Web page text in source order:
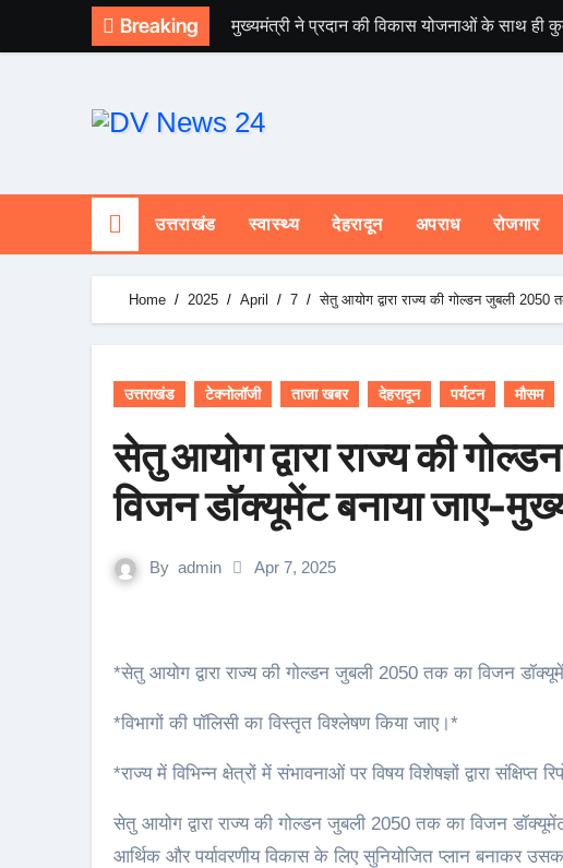
Breaking मुख्यमंत्री ने प्रदान की विकास योजनाओं के साथ ही
उत्तराखंड स्वास्थ्य देहरादून अपराध रोजगार
Home 2025 April 7 सेतु आयोग द्वारा राज्य की गोल्डन जुबली 2050
उत्तराखंड टेक्नोलॉजी ताजा खबर देहरादून पर्यटन मौसम
सेतु आयोग द्वारा राज्य की
विजन डॉक्यूमेंट बनाया जाए-
By admin Apr 7, 2025
*सेतु आयोग द्वारा राज्य की गोल्डन जुबली 2050 तक का विजन
*विभागों की पॉलिसी का विस्तृत विश्लेषण किया जाए।*
*राज्य में विभिन्न क्षेत्रों में संभावनाओं पर विषय विशेषज्ञों द्वारा संक्षिप्त
सेतु आयोग द्वारा राज्य की गोल्डन जुबली 2050 तक का विजन
आर्थिक और पर्यावरणीय विकास के लिए सुनियोजित प्लान बनाकर